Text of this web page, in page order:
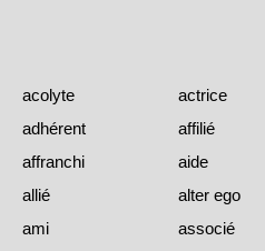
acolyte
actrice
adhérent
affilié
affranchi
aide
allié
alter ego
ami
associé